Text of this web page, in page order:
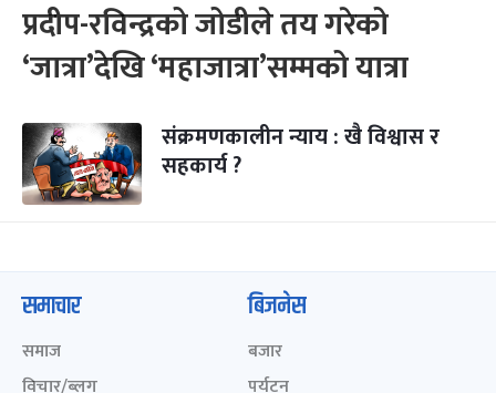
प्रदीप-रविन्द्रको जोडीले तय गरेको
‘जात्रा’देखि ‘महाजात्रा’सम्मको यात्रा
संक्रमणकालीन न्याय : खै विश्वास र
सहकार्य ?
समाचार
समाज
विचार/ब्लग
बिजनेस
बजार
पर्यटन